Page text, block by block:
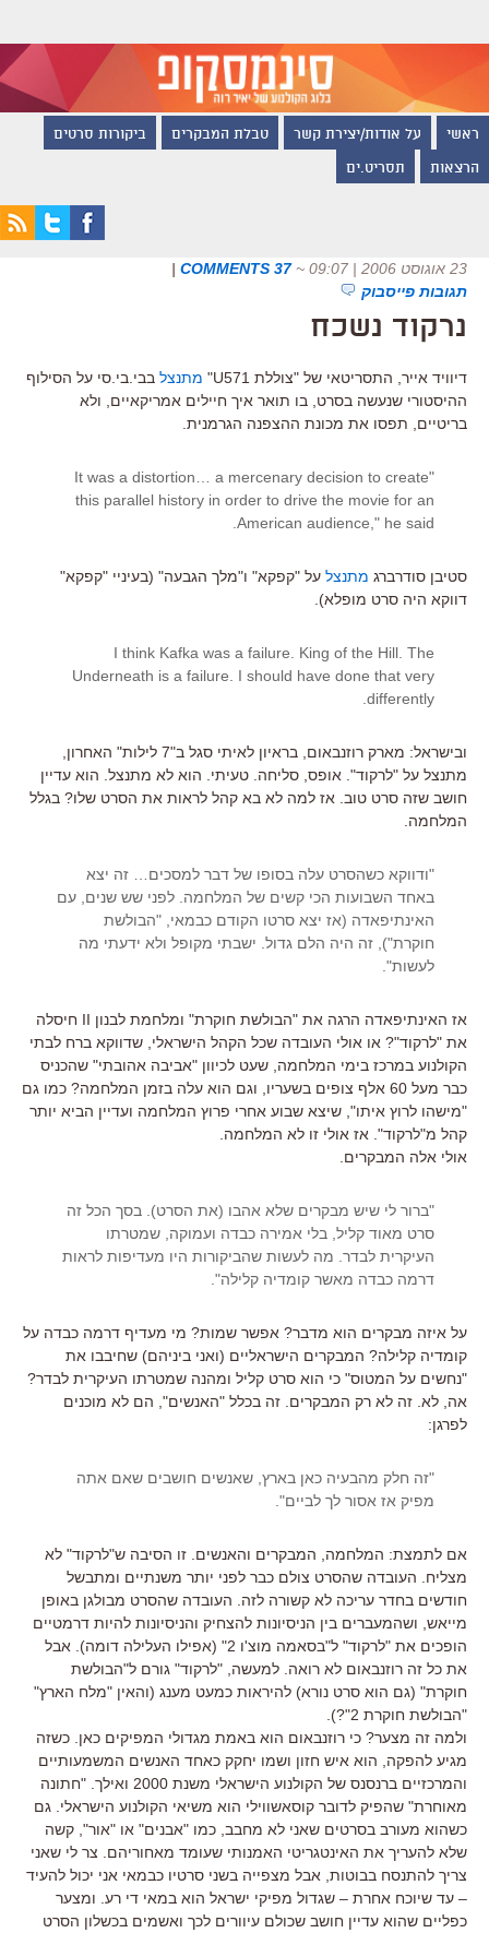
ראשי על אודות/יצירת קשר טבלת המבקרים ביקורות סרטים
הרצאות תסריט.ים
23 אוגוסט 2006 | 09:07 ~
37 COMMENTS
|
תגובות פייסבוק
נרקוד נשכח
דיוויד אייר, התסריטאי של "צוללת U571" מתנצל בבי.בי.סי על הסילוף
ההיסטורי שנעשה בסרט, בו תואר איך חיילים אמריקאיים, ולא
בריטיים, תפסו את מכונת ההצפנה הגרמנית.
"It was a distortion… a mercenary decision to create
this parallel history in order to drive the movie for an
American audience," he said.
סטיבן סודרברג מתנצל על "קפקא" ו"מלך הגבעה" (בעיניי "קפקא"
דווקא היה סרט מופלא).
I think Kafka was a failure. King of the Hill. The
Underneath is a failure. I should have done that very
differently.
ובישראל: מארק רוזנבאום, בראיון לאיתי סגל ב"7 לילות" האחרון,
מתנצל על "לרקוד". אופס, סליחה. טעיתי. הוא לא מתנצל. הוא עדיין
חושב שזה סרט טוב. אז למה לא בא קהל לראות את הסרט שלו? בגלל
המלחמה.
"ודווקא כשהסרט עלה בסופו של דבר למסכים… זה יצא
באחד השבועות הכי קשים של המלחמה. לפני שש שנים, עם
האינתיפאדה (אז יצא סרטו הקודם כבמאי, "הבולשת
חוקרת"), זה היה הלם גדול. ישבתי מקופל ולא ידעתי מה
לעשות".
אז האינתיפאדה הרגה את "הבולשת חוקרת" ומלחמת לבנון II חיסלה
את "לרקוד"? או אולי העובדה שכל הקהל הישראלי, שדווקא ברח לבתי
הקולנוע במרכז בימי המלחמה, שעט לכיוון "אביבה אהובתי" שהכניס
כבר מעל 60 אלף צופים בשעריו, וגם הוא עלה בזמן המלחמה? כמו גם
"מישהו לרוץ איתו", שיצא שבוע אחרי פרוץ המלחמה ועדיין הביא יותר
קהל מ"לרקוד". אז אולי זו לא המלחמה.
אולי אלה המבקרים.
"ברור לי שיש מבקרים שלא אהבו (את הסרט). בסך הכל זה
סרט מאוד קליל, בלי אמירה כבדה ועמוקה, שמטרתו
העיקרית לבדר. מה לעשות שהביקורות היו מעדיפות לראות
דרמה כבדה מאשר קומדיה קלילה".
על איזה מבקרים הוא מדבר? אפשר שמות? מי מעדיף דרמה כבדה על
קומדיה קלילה? המבקרים הישראליים (ואני ביניהם) שחיבבו את
"נחשים על המטוס" כי הוא סרט קליל ומהנה שמטרתו העיקרית לבדר?
אה, לא. זה לא רק המבקרים. זה בכלל "האנשים", הם לא מוכנים
לפרגן:
"זה חלק מהבעיה כאן בארץ, שאנשים חושבים שאם אתה
מפיק אז אסור לך לביים".
אם לתמצת: המלחמה, המבקרים והאנשים. זו הסיבה ש"לרקוד" לא
מצליח. העובדה שהסרט צולם כבר לפני יותר משנתיים ומתבשל
חודשים בחדר עריכה לא קשורה לזה. העובדה שהסרט מבולגן באופן
מייאש, ושהמעברים בין הניסיונות להצחיק והניסיונות להיות דרמטיים
הופכים את "לרקוד" ל"בסאמה מוצ'ו 2" (אפילו העלילה דומה). אבל
את כל זה רוזנבאום לא רואה. למעשה, "לרקוד" גורם ל"הבולשת
חוקרת" (גם הוא סרט נורא) להיראות כמעט מענג (והאין "מלח הארץ"
"הבולשת חוקרת 2"?).
ולמה זה מצער? כי רוזנבאום הוא באמת מגדולי המפיקים כאן. כשזה
מגיע להפקה, הוא איש חזון ושמו יחקק כאחד האנשים המשמעותיים
והמרכזיים ברנסנס של הקולנוע הישראלי משנת 2000 ואילך. "חתונה
מאוחרת" שהפיק לדובר קוסאשווילי הוא משיאי הקולנוע הישראלי. גם
כשהוא מעורב בסרטים שאני לא מחבב, כמו "אבנים" או "אור", קשה
שלא להעריך את האינטגריטי האמנותי שעומד מאחוריהם. צר לי שאני
צריך להתנסח בבוטות, אבל מצפייה בשני סרטיו כבמאי אני יכול להעיד
– עד שיוכח אחרת – שגדול מפיקי ישראל הוא במאי די רע. ומצער
כפליים שהוא עדיין חושב שכולם עיוורים לכך ואשמים בכשלון הסרט